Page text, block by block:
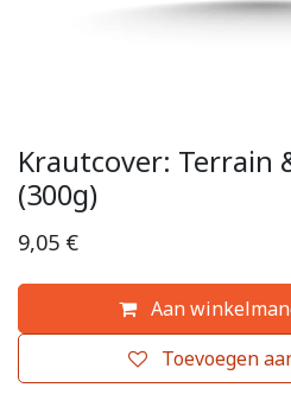
Krautcover: Terrain
(300g)
9,05 €
Aan
Toevoegen